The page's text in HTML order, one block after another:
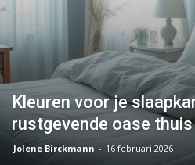
Kleuren voor je
rustgevende oase thuis
Jolene Birckmann - 16 februari 2026